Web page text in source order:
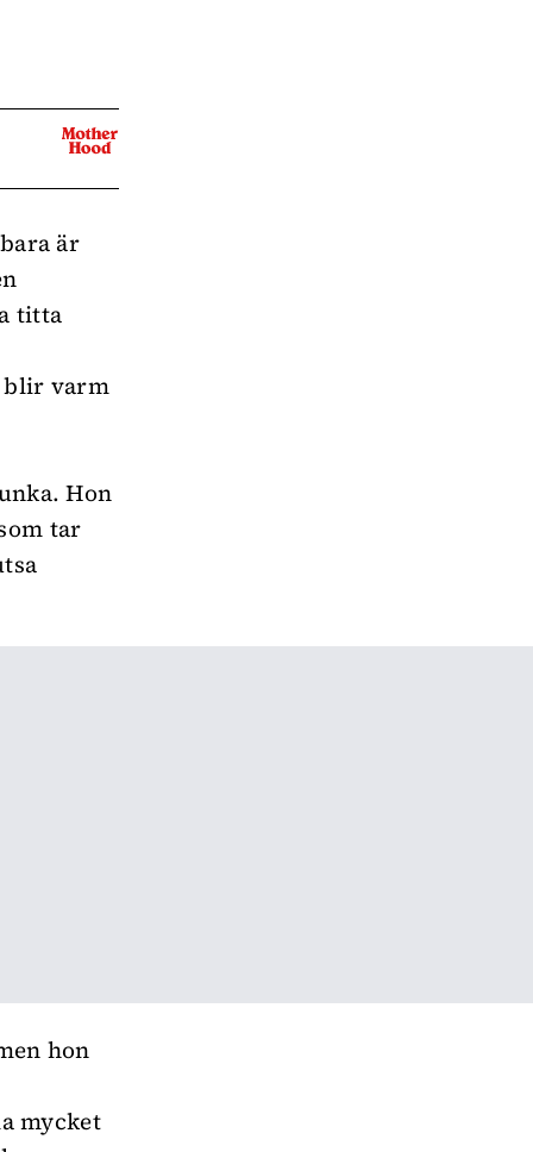
är
titta
blir varm
Hon
tar
hon
mycket